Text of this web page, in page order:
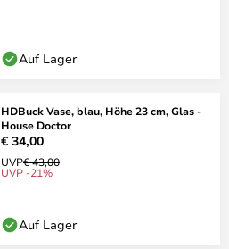
Auf Lager
HDBuck Vase, blau, Höhe 23 cm, Glas -
House Doctor
€ 34,00
UVP€ 43,00
UVP -21%
Auf Lager